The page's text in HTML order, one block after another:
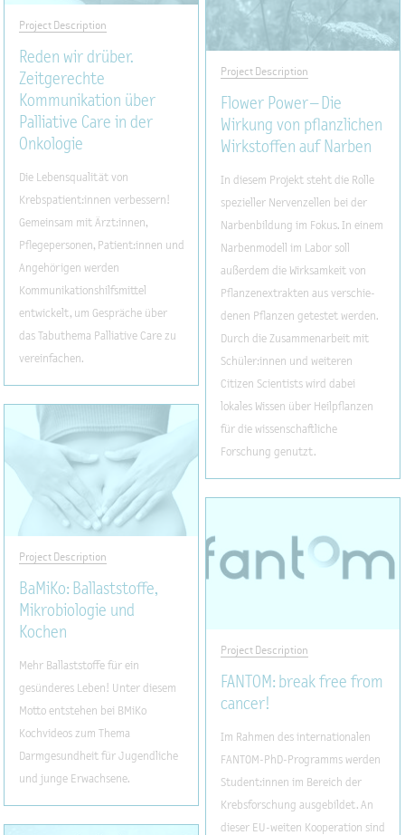
Project Description
Reden wir drüber.
Zeitgerechte
Kommunikation über
Palliative Care in der
Onkologie
Die Lebensqualität von
Krebspatient:innen verbessern!
Gemeinsam mit Ärzt:innen,
Pflegepersonen, Patient:innen und
Angehörigen werden
Kommunikationshilfsmittel
entwickelt, um Gespräche über
das Tabuthema Palliative Care zu
vereinfachen.
Project Description
Flower Power – Die
Wirkung von pflanzlichen
Wirkstoffen auf Narben
In diesem Projekt steht die Rolle
spezieller Nervenzellen bei der
Narbenbildung im Fokus. In einem
Narbenmodell im Labor soll
außerdem die Wirksamkeit von
Pflanzenextrakten aus verschie-
denen Pflanzen getestet werden.
Durch die Zusammenarbeit mit
Schüler:innen und weiteren
Citizen Scientists wird dabei
lokales Wissen über Heilpflanzen
für die wissenschaftliche
Forschung genutzt.
Project Description
BaMiKo: Ballaststoffe,
Mikrobiologie und
Kochen
Mehr Ballaststoffe für ein
gesünderes Leben! Unter diesem
Motto entstehen bei BMiKo
Kochvideos zum Thema
Darmgesundheit für Jugendliche
und junge Erwachsene.
Project Description
FANTOM: break free from
cancer!
Im Rahmen des internationalen
FANTOM-PhD-Programms werden
Student:innen im Bereich der
Krebsforschung ausgebildet. An
dieser EU-weiten Kooperation sind